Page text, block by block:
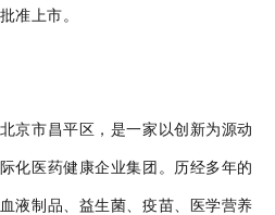
准上市。
京市昌平区，是一家以创新为源动
化医药健康企业集团。历经多年的
液制品、益生菌、疫苗、医学营养